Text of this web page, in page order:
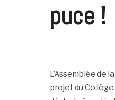
puce !
L’Assemblée de
projet du Collège